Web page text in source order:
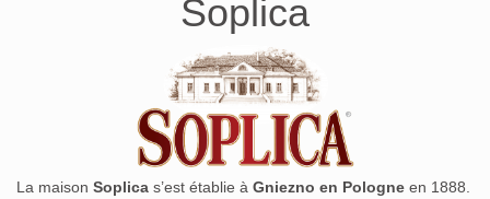
Soplica
La maison Soplica s’est établie à Gniezno en Pologne en 1888.